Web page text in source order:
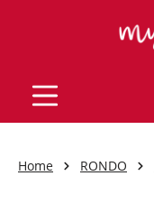
Home RONDO